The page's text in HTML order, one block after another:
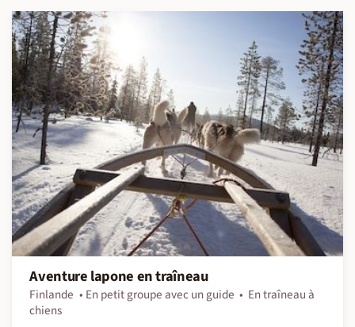
Aventure lapone en traîneau
Finlande En petit groupe avec un guide
En traîneau à
chiens